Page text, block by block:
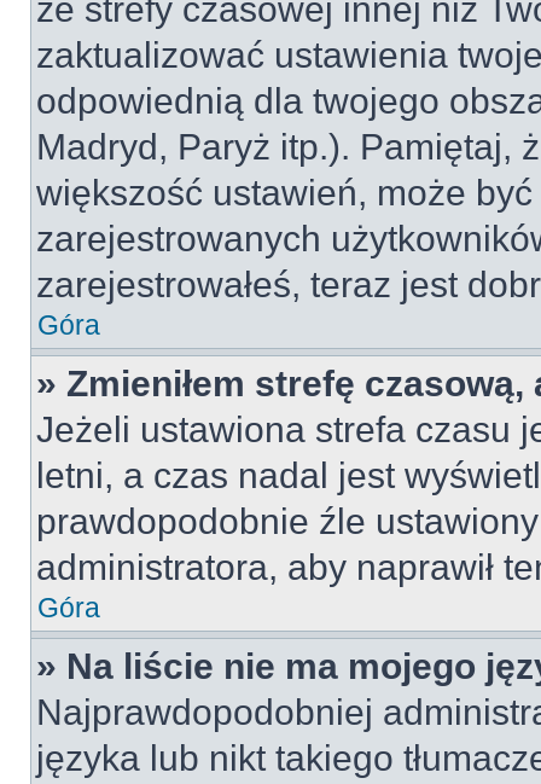
ze strefy czasowej innej niż
zaktualizować ustawienia
odpowiednią dla twojego
Madryd, Paryż itp.). Pamiętaj,
większość ustawień, może
zarejestrowanych
zarejestrowałeś, teraz jest
Góra
» Zmieniłem strefę
Jeżeli ustawiona strefa czasu
letni, a czas nadal jest
prawdopodobnie źle
administratora, aby naprawił
Góra
» Na liście nie ma mojego
Najprawdopodobniej
języka lub nikt takiego